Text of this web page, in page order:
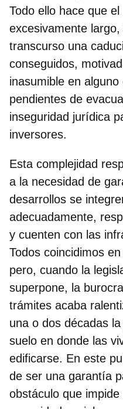
Todo ello hace que
excesivamente
transcurso una
conseguidos,
inasumible en
pendientes de
inseguridad jurídica
inversores.
Esta complejidad
a la necesidad de
desarrollos se
adecuadamente,
y cuenten con las
Todos coincidimos
pero, cuando la
superpone, la
trámites acaba
una o dos décadas
suelo en donde las
edificarse. En este
de ser una garantía
obstáculo que